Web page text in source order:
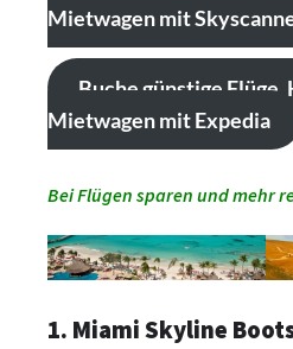
Mietwagen mit
Buche günstige Flüge,
Mietwagen mit Expedia
Bei Flügen sparen und mehr
1. Miami Skyline